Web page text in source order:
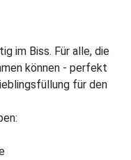
im Biss. Für alle, die
können - perfekt
für den